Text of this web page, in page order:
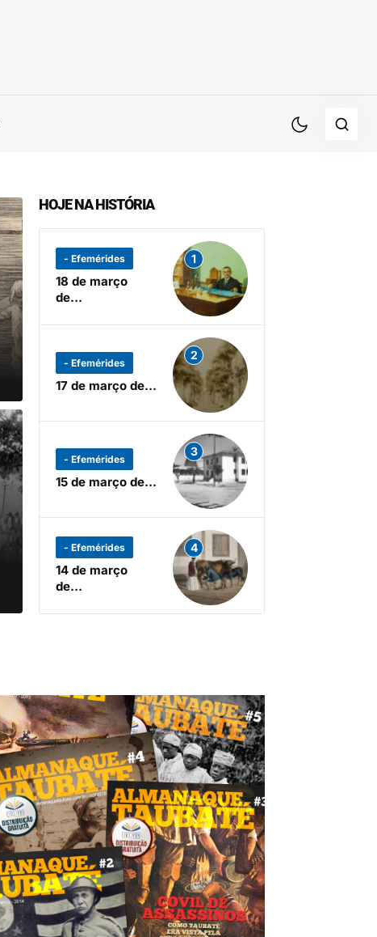
HOJE NA HISTÓRIA
- Efemérides
18 de março
de…
1
- Efemérides
17 de março de…
2
- Efemérides
15 de março de…
3
- Efemérides
14 de março
de…
4